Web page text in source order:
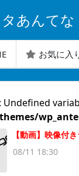
あんてな
お気に入
: Undefined
【動画】映像付
08/11 18:30